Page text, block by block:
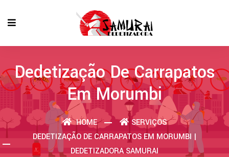
Dedetização De Carrapatos
Em Morumbi
HOME
SERVIÇOS
DEDETIZAÇÃO DE CARRAPATOS EM MORUMBI |
DEDETIZADORA SAMURAI